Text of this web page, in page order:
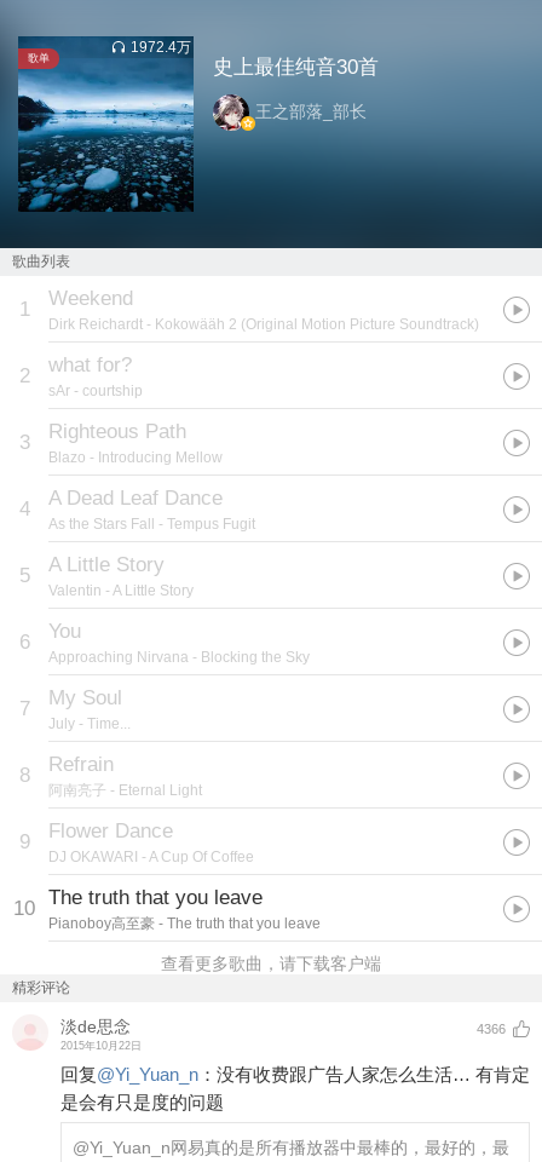
歌单
1972.4万
史上最佳纯音30首
王之部落_部长
歌曲列表
1 Weekend
Dirk Reichardt - Kokowääh 2 (Original Motion Picture Soundtrack)
2 what for?
sAr - courtship
3 Righteous Path
Blazo - Introducing Mellow
4 A Dead Leaf Dance
As the Stars Fall - Tempus Fugit
5 A Little Story
Valentin - A Little Story
6 You
Approaching Nirvana - Blocking the Sky
7 My Soul
July - Time...
8 Refrain
阿南亮子 - Eternal Light
9 Flower Dance
DJ OKAWARI - A Cup Of Coffee
10 The truth that you leave
Pianoboy高至豪 - The truth that you leave
查看更多歌曲，请下载客户端
精彩评论
淡de思念
2015年10月22日
4366
回复@Yi_Yuan_n ： 没有收费跟广告人家怎么生活… 有肯定
是会有只是度的问题
@Yi_Yuan_n网易真的是所有播放器中最棒的，最好的，最